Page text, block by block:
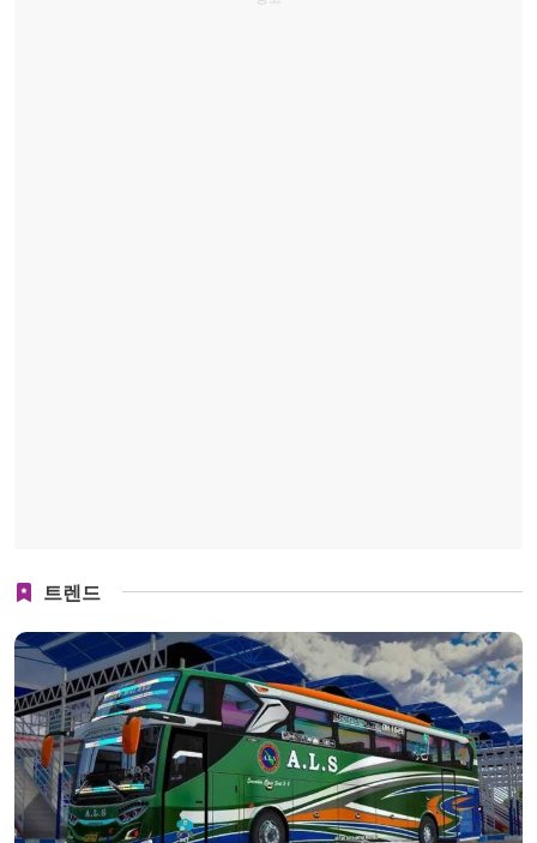
트렌드